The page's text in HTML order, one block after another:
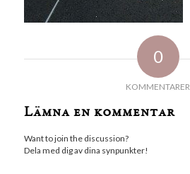
0
KOMMENTARER
Lämna en kommentar
Want to join the discussion?
Dela med dig av dina synpunkter!